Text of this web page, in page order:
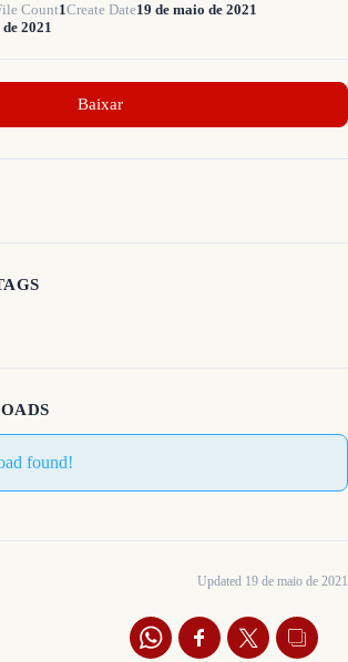
Count1Create Date19 de maio de 2021
2021
Baixar
found!
Updated 19 de maio de 2021